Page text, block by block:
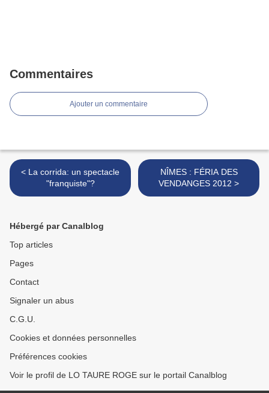
Commentaires
Ajouter un commentaire
< La corrida: un spectacle
"franquiste"?
NÎMES : FÉRIA DES
VENDANGES 2012 >
Hébergé par Canalblog
Top articles
Pages
Contact
Signaler un abus
C.G.U.
Cookies et données personnelles
Préférences cookies
Voir le profil de LO TAURE ROGE sur le portail Canalblog